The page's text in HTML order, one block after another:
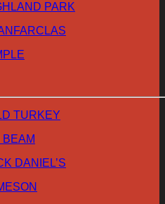
PARK
TURKEY
BEAM
DANIEL’S